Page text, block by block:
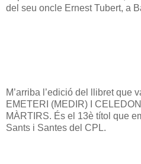
del seu oncle Ernest Tubert, a
M’arriba l’edició del llibret que
EMETERI (MEDIR) I
MÀRTIRS. És el 13è títol que
Sants i Santes del CPL.